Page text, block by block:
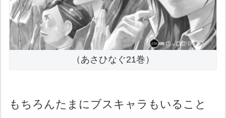
（あさひなぐ21巻）
もちろんたまにブスキャラもいること